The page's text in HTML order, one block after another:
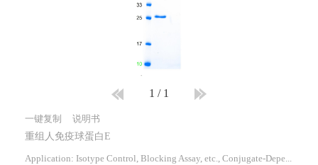
1 / 1
一键复制 说明书
重组人免疫球蛋白E
Application: Isotype Control, Blocking Assay, etc., Conjugate-Dependent.